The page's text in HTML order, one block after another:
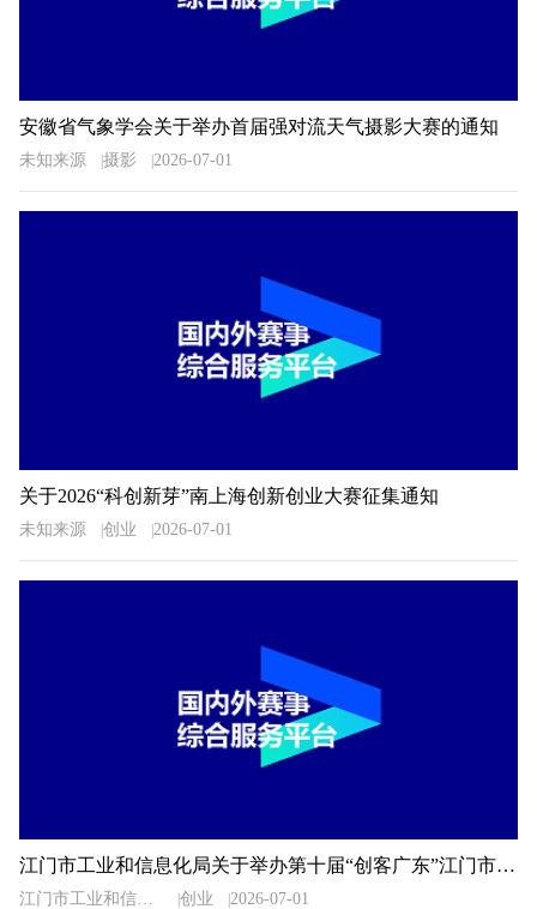
安徽省气象学会关于举办首届强对流天气摄影大赛的通知
未知来源 摄影 2026-07-01
关于2026“科创新芽”南上海创新创业大赛征集通知
未知来源 创业 2026-07-01
江门市工业和信息化局关于举办第十届“创客广东”江门市中小企业创新创业大赛初赛的通知
江门市工业和信息化局 创业 2026-07-01